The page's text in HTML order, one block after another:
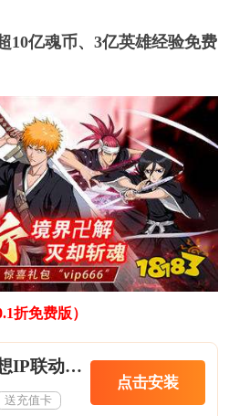
10亿魂币、3亿英雄经验免费
折免费版）
神奇幻想IP联动0.1折免费版
送充值卡
点击安装